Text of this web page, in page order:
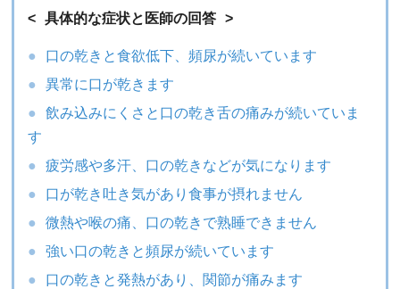
具体的な症状と医師の回答
口の乾きと食欲低下、頻尿が続いています
異常に口が乾きます
飲み込みにくさと口の乾き舌の痛みが続いていま
す
疲労感や多汗、口の乾きなどが気になります
口が乾き吐き気があり食事が摂れません
微熱や喉の痛、口の乾きで熟睡できません
強い口の乾きと頻尿が続いています
口の乾きと発熱があり、関節が痛みます